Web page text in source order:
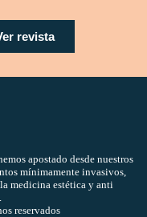
revista
apostado desde nuestros
mínimamente invasivos,
medicina estética y anti
reservados